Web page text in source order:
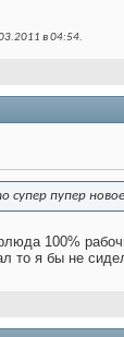
в04:54.
супер пупер
100%
то я бы не